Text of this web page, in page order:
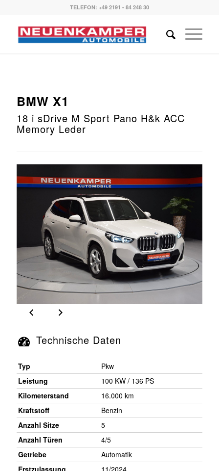
TELEFON: +49 2191 - 84 248 30
BMW X1
18 i sDrive M Sport Pano H&k ACC
Memory Leder
Technische Daten
Typ
Pkw
Leistung
100 KW / 136 PS
Kilometerstand
16.000 km
Kraftstoff
Benzin
Anzahl Sitze
5
Anzahl Türen
4/5
Getriebe
Automatik
Erstzulassung
11/2024